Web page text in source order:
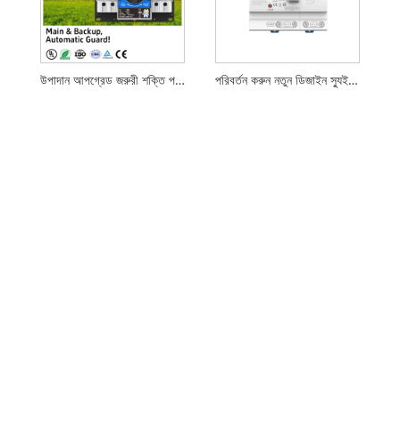
উপাদান আপগ্রেড জরুরী শক্তি পরিবর্তন সুইচ পরিবর্তন করুন নতুন ডিজাইন স্যুইচ করুন